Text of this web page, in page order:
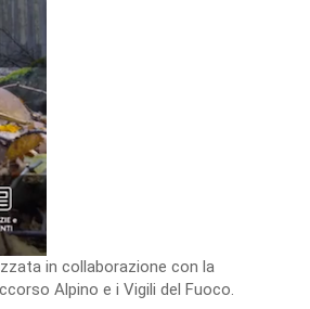
in collaborazione con la
Alpino e i Vigili del Fuoco.